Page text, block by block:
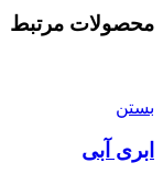
محصولات مرتبط
بستن
ابری آبی